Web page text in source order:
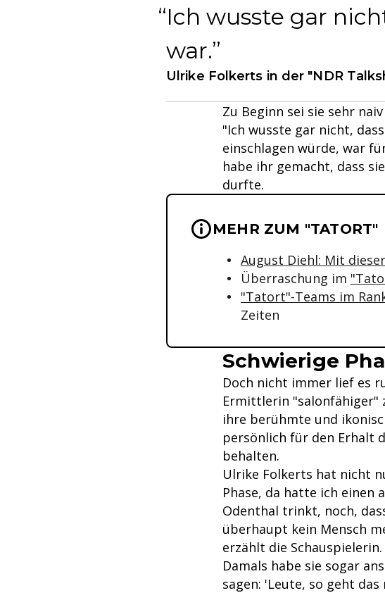
Ich wusste gar
war.
Ulrike Folkerts in der "NDR
Zu Beginn sei sie sehr
"Ich wusste gar nicht,
einschlagen würde, war
habe ihr gemacht, dass
durfte.
Wichtige Hinweise &
MEHR ZUM "TATORT"
August Diehl: Mit
Überraschung im
"Tatort"-Teams im
Zeiten
Schwierige
Doch nicht immer lief es
Ermittlerin "salonfähiger"
ihre berühmte und
persönlich für den Erhalt
behalten.
Ulrike Folkerts hat nicht
Phase, da hatte ich einen
Odenthal trinkt, noch,
überhaupt kein Mensch
erzählt die Schauspielerin.
Damals habe sie sogar
sagen: 'Leute, so geht